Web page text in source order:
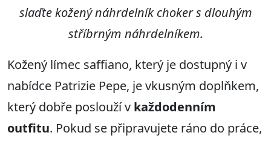
slaďte kožený náhrdelník choker s dlouhým
stříbrným náhrdelníkem.
Kožený límec saffiano, který je dostupný i v
nabídce Patrizie Pepe, je vkusným doplňkem,
který dobře poslouží v každodenním
outfitu. Pokud se připravujete ráno do práce,